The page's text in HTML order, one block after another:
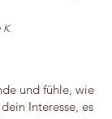
K.
und fühle, wie
Interesse, es